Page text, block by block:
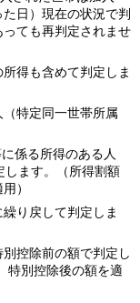
日）現在の状況で判
ても再判定されませ
得も含めて判定しま
特定同一世帯所属
係る所得のある人
します。（所得割額
）
り戻して判定しま
控除前の額で判定し
特別控除後の額を適